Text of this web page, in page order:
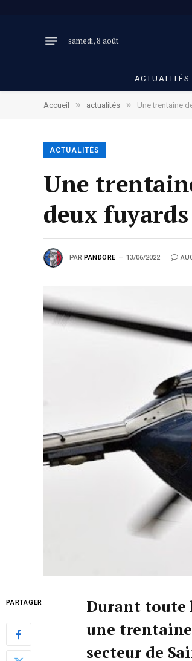
samedi, 8 août
ACTUALITÉS
Accueil » actualités » Une trentaine
ACTUALITÉS
Une
deux fuyards
PAR PANDORE 13/06/2022
PARTAGER
Durant toute
une
secteur de